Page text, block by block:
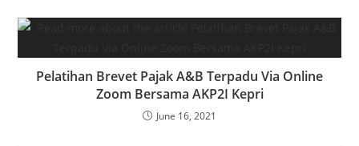
Pelatihan Brevet Pajak A&B Terpadu Via Online
Zoom Bersama AKP2I Kepri
June 16, 2021